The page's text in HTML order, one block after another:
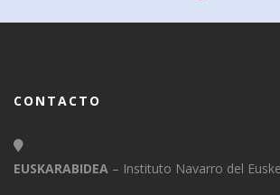
CONTACTO
EUSKARABIDEA – Instituto Navarro del